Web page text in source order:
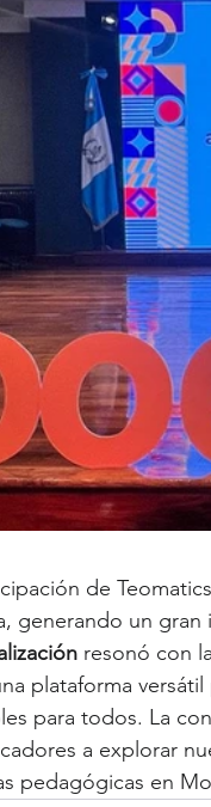
de
generando un gran
resonó con
plataforma
para todos. La
a explorar
pedagógicas en